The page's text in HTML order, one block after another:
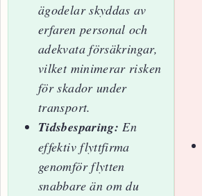
ägodelar skyddas av
erfaren personal och
adekvata försäkringar,
vilket minimerar risken
för skador under
transport.
Tidsbesparing: En
effektiv flyttfirma
genomför flytten
snabbare än om du